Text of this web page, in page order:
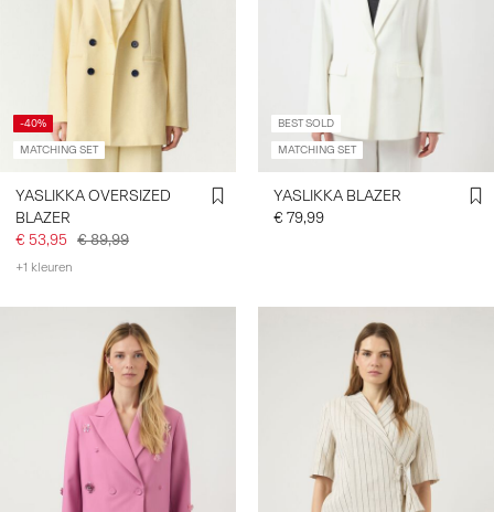
-40%
MATCHING SET
YASLIKKA OVERSIZED
BLAZER
€ 53,95 € 89,99
+1 kleuren
BEST SOLD
MATCHING SET
YASLIKKA BLAZER
€ 79,99